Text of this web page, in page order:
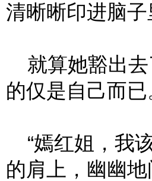
清晰晰印进脑子
就算她豁出去
的仅是自己而已
“嫣红姐，我
的肩上，幽幽地